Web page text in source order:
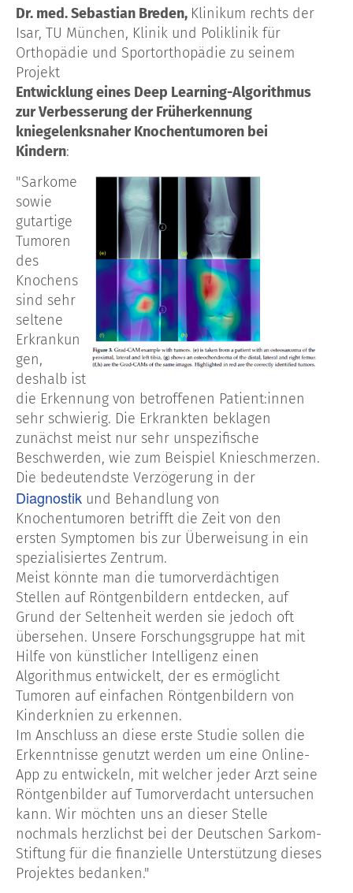
Dr. med. Sebastian Breden, Klinikum rechts der
Isar, TU München, Klinik und Poliklinik für
Orthopädie und Sportorthopädie zu seinem
Projekt
Entwicklung eines Deep Learning-Algorithmus
zur Verbesserung der Früherkennung
kniegelenksnaher Knochentumoren bei
Kindern:
"Sarkome
sowie
gutartige
Tumoren
des
Knochens
sind sehr
seltene
Erkrankun
gen,
deshalb ist
die Erkennung von betroffenen Patient:innen
sehr schwierig. Die Erkrankten beklagen
zunächst meist nur sehr unspezifische
Beschwerden, wie zum Beispiel Knieschmerzen.
Die bedeutendste Verzögerung in der
Diagnostik und Behandlung von
Knochentumoren betrifft die Zeit von den
ersten Symptomen bis zur Überweisung in ein
spezialisiertes Zentrum.
Meist könnte man die tumorverdächtigen
Stellen auf Röntgenbildern entdecken, auf
Grund der Seltenheit werden sie jedoch oft
übersehen. Unsere Forschungsgruppe hat mit
Hilfe von künstlicher Intelligenz einen
Algorithmus entwickelt, der es ermöglicht
Tumoren auf einfachen Röntgenbildern von
Kinderknien zu erkennen.
Im Anschluss an diese erste Studie sollen die
Erkenntnisse genutzt werden um eine Online-
App zu entwickeln, mit welcher jeder Arzt seine
Röntgenbilder auf Tumorverdacht untersuchen
kann. Wir möchten uns an dieser Stelle
nochmals herzlichst bei der Deutschen Sarkom-
Stiftung für die finanzielle Unterstützung dieses
Projektes bedanken."